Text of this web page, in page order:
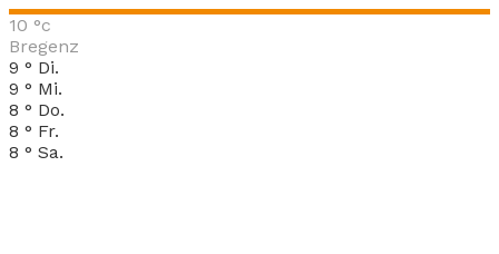
10 °c
Bregenz
9 ° Di.
9 ° Mi.
8 ° Do.
8 ° Fr.
8 ° Sa.